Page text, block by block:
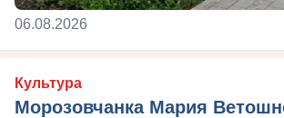
06.08.2026
Культура
Морозовчанка Мария